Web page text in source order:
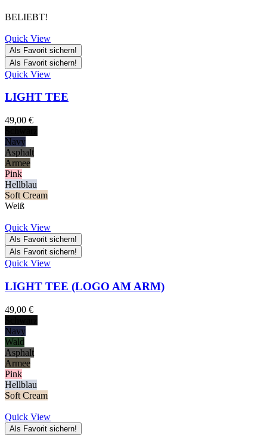
BELIEBT!
Quick View
Als Favorit sichern!
Als Favorit sichern!
Quick View
LIGHT TEE
49,00 €
Navy
Asphalt
Armee
Pink
Hellblau
Soft Cream
Weiß
Quick View
Als Favorit sichern!
Als Favorit sichern!
Quick View
LIGHT TEE (LOGO AM ARM)
49,00 €
Navy
Wald
Asphalt
Armee
Pink
Hellblau
Soft Cream
Quick View
Als Favorit sichern!